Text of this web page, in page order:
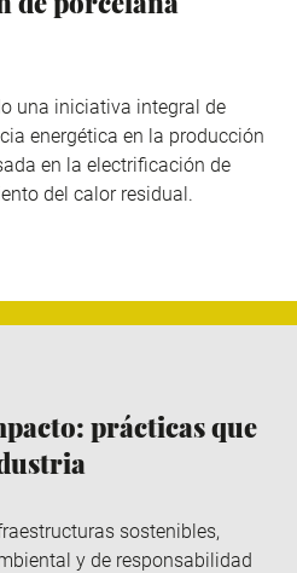
una iniciativa integral de
energética en la producción
en la electrificación de
del calor residual.
prácticas que
sostenibles,
y de responsabilidad